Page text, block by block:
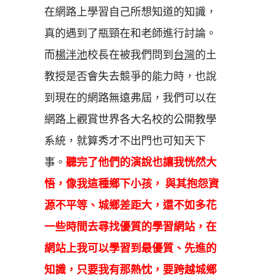
在網路上學習自己所想知道的知識，
真的遇到了瓶頸在和老師進行討論。
而楊泮池校長在被我們問到 台灣的土
教授是否會失去競爭的能力時，也說
到現在的網路無遠弗屆，我們可以在
網路上觀賞世界各大名校的公開教學
系統，就算秀才不出門也可知天下
事。 聽完了他們的演說也讓我恍然大
悟，像我這種鄉下小孩， 與其抱怨資
源不平等、城鄉差距大，還不如多花
一些時間去尋找優質的學習網站，在
網站上我可以學習到最優質、先進的
知識，只要我有那熱忱，要跨越城鄉